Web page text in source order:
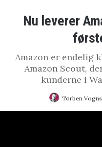
Nu leverer
Amazon er endelig
Amazon Scout,
kunderne i
Torben